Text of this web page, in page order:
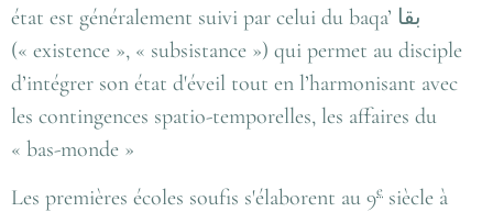
état est généralement suivi par celui du baqa’ بقا
(« existence », « subsistance ») qui permet au disciple
d’intégrer son état d'éveil tout en l’harmonisant avec
les contingences spatio-temporelles, les affaires du
« bas-monde »
Les premières écoles soufis s'élaborent au 9e siècle à